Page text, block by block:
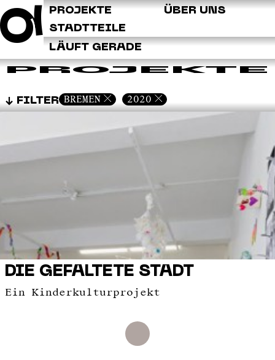
ÜBER UNS
PROJEKTE
STADTTEILE
LÄUFT GERADE
PROJEKTE
FILTER BREMEN 2020
DIE GEFALTETE STADT
Ein Kinderkulturprojekt